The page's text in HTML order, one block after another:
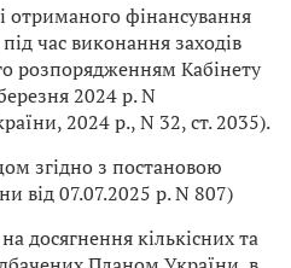
отриманого фінансування
час виконання заходів
розпорядженням Кабінету
2024 р. N
2024 р., N 32, ст. 2035).
згідно з постановою
від 07.07.2025 р. N 807)
досягнення кількісних та